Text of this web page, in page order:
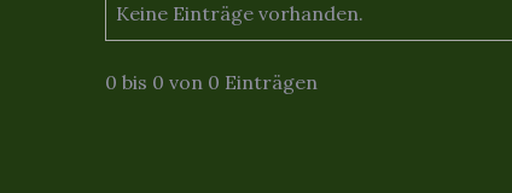
Keine Einträge vorhanden.
0 bis 0 von 0 Einträgen